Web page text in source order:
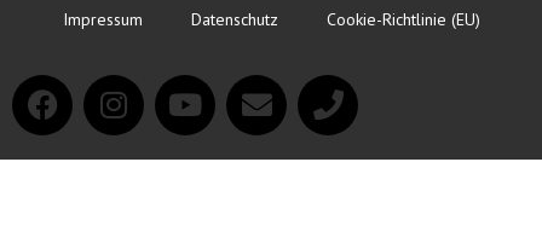
Impressum Datenschutz Cookie-Richtlinie (EU)